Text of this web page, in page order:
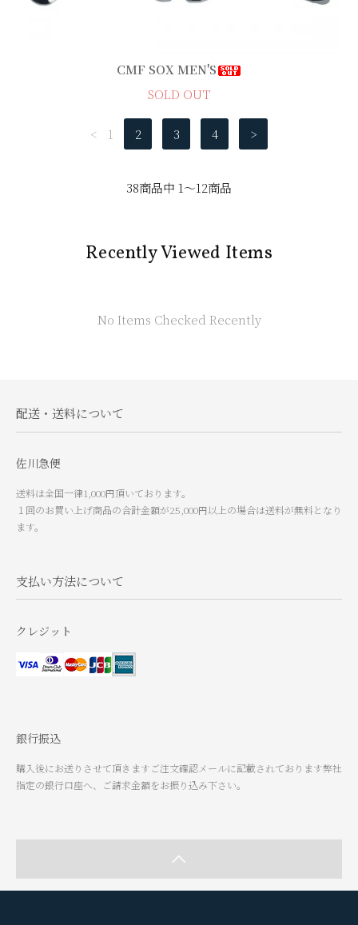
CMF SOX MEN'S
SOLD OUT
< 1 2 3 4 >
38商品中 1～12商品
Recently Viewed Items
No Items Checked Recently
配送・送料について
佐川急便
送料は全国一律1,000円頂いております。
１回のお買い上げ商品の合計金額が25,000円以上の場合は送料が無料となり
ます。
支払い方法について
クレジット
銀行振込
購入後にお送りさせて頂きますご注文確認メールに記載されております弊社
指定の銀行口座へ、ご請求金額をお振り込み下さい。